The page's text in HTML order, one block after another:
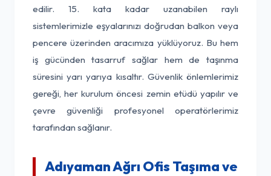
edilir. 15. kata kadar uzanabilen raylı
sistemlerimizle eşyalarınızı doğrudan balkon veya
pencere üzerinden aracımıza yüklüyoruz. Bu hem
iş gücünden tasarruf sağlar hem de taşınma
süresini yarı yarıya kısaltır. Güvenlik önlemlerimiz
gereği, her kurulum öncesi zemin etüdü yapılır ve
çevre güvenliği profesyonel operatörlerimiz
tarafından sağlanır.
Adıyaman Ağrı Ofis Taşıma ve